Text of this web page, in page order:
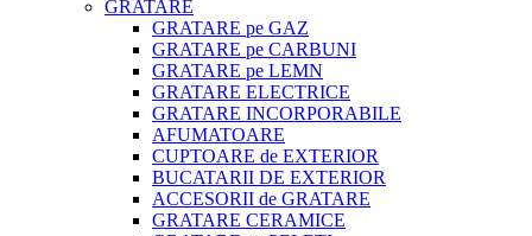
GRATARE
GRATARE pe GAZ
GRATARE pe CARBUNI
GRATARE pe LEMN
GRATARE ELECTRICE
GRATARE INCORPORABILE
AFUMATOARE
CUPTOARE de EXTERIOR
BUCATARII DE EXTERIOR
ACCESORII de GRATARE
GRATARE CERAMICE